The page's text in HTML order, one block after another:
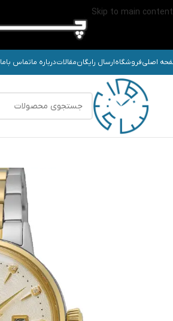
Skip to main content
اصلیفروشگاهارسال رایگانمقالاتدرباره ماتماس باما